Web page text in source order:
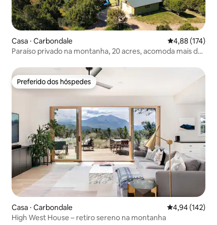
Casa ⋅ Carbondale 4,88 de uma
4,88 (174)
Paraíso privado na montanha, 20 acres, acomoda mais de
Preferido dos hóspedes
Preferido dos hóspedes
Casa ⋅ Carbondale 4,94 de uma
4,94 (142)
High West House – retiro sereno na montanha